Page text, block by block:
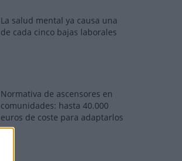
La salud mental ya causa una
de cada cinco bajas laborales
Normativa de ascensores en
comunidades: hasta 40.000
euros de coste para adaptarlos